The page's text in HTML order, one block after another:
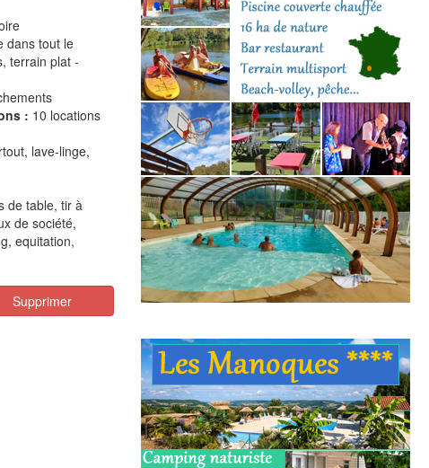
dans tout le
terrain plat -
: 10 locations
lave-linge,
de table, tir à
de société,
equitation,
Supprimer